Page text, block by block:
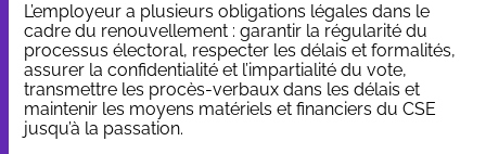
L’employeur a plusieurs obligations légales dans le
cadre du renouvellement : garantir la régularité du
processus électoral, respecter les délais et formalités,
assurer la confidentialité et l’impartialité du vote,
transmettre les procès-verbaux dans les délais et
maintenir les moyens matériels et financiers du CSE
jusqu’à la passation.